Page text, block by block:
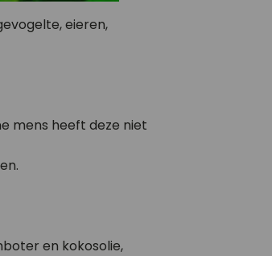
eieren,
mens heeft deze niet
en kokosolie,